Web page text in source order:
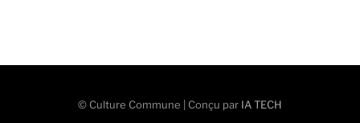
© Culture Commune | Conçu par IA TECH